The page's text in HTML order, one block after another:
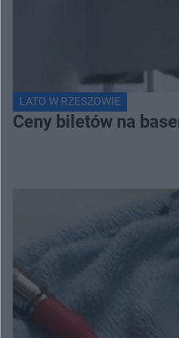
LATO W RZESZOWIE
Ceny biletów na